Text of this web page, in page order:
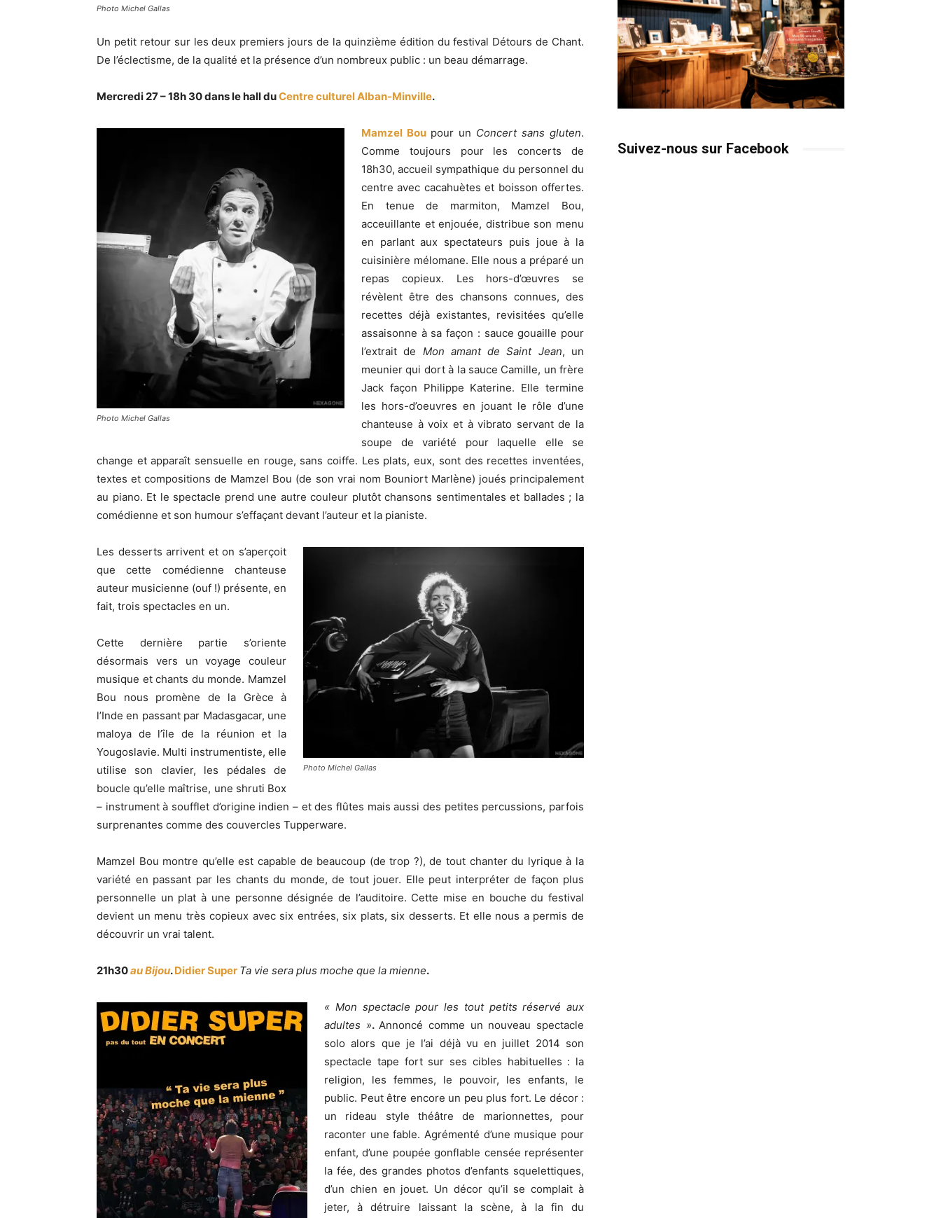
Photo Michel Gallas
Un petit retour sur les deux premiers jours de la quinzième édition du festival Détours de Chant.
De l’éclectisme, de la qualité et la présence d’un nombreux public : un beau démarrage.
Mercredi 27 – 18h 30 dans le hall duCentre culturel Alban-Minville.
Photo Michel Gallas
Mamzel Bou pour un Concert sans gluten.
Comme toujours pour les concerts de
18h30, accueil sympathique du personnel du
centre avec cacahuètes et boisson offertes.
En tenue de marmiton, Mamzel Bou,
acceuillante et enjouée, distribue son menu
en parlant aux spectateurs puis joue à la
cuisinière mélomane. Elle nous a préparé un
repas copieux. Les hors-d’œuvres se
révèlent être des chansons connues, des
recettes déjà existantes, revisitées qu’elle
assaisonne à sa façon : sauce gouaille pour
l’extrait de Mon amant de Saint Jean, un
meunier qui dort à la sauce Camille, un frère
Jack façon Philippe Katerine. Elle termine
les hors-d’oeuvres en jouant le rôle d’une
chanteuse à voix et à vibrato servant de la
soupe de variété pour laquelle elle se
change et apparaît sensuelle en rouge, sans coiffe. Les plats, eux, sont des recettes inventées,
textes et compositions de Mamzel Bou (de son vrai nom Bouniort Marlène) joués principalement
au piano. Et le spectacle prend une autre couleur plutôt chansons sentimentales et ballades ; la
comédienne et son humour s’effaçant devant l’auteur et la pianiste.
Photo Michel Gallas
Les desserts arrivent et on s’aperçoit
que cette comédienne chanteuse
auteur musicienne (ouf !) présente, en
fait, trois spectacles en un.
Cette dernière partie s’oriente
désormais vers un voyage couleur
musique et chants du monde. Mamzel
Bou nous promène de la Grèce à
l’Inde en passant par Madasgacar, une
maloya de l’île de la réunion et la
Yougoslavie. Multi instrumentiste, elle
utilise son clavier, les pédales de
boucle qu’elle maîtrise, une shruti Box
– instrument à soufflet d’origine indien – et des flûtes mais aussi des petites percussions, parfois
surprenantes comme des couvercles Tupperware.
Mamzel Bou montre qu’elle est capable de beaucoup (de trop ?), de tout chanter du lyrique à la
variété en passant par les chants du monde, de tout jouer. Elle peut interpréter de façon plus
personnelle un plat à une personne désignée de l’auditoire. Cette mise en bouche du festival
devient un menu très copieux avec six entrées, six plats, six desserts. Et elle nous a permis de
découvrir un vrai talent.
21h30au Bijou.Didier Super Ta vie sera plus moche que la mienne.
« Mon spectacle pour les tout petits réservé aux
adultes ».Annoncé comme un nouveau spectacle
solo alors que je l’ai déjà vu en juillet 2014 son
spectacle tape fort sur ses cibles habituelles : la
religion, les femmes, le pouvoir, les enfants, le
public. Peut être encore un peu plus fort. Le décor :
un rideau style théâtre de marionnettes, pour
raconter une fable. Agrémenté d’une musique pour
enfant, d’une poupée gonflable censée représenter
la fée, des grandes photos d’enfants squelettiques,
d’un chien en jouet. Un décor qu’il se complait à
jeter, à détruire laissant la scène, à la fin du
Suivez-nous sur Facebook